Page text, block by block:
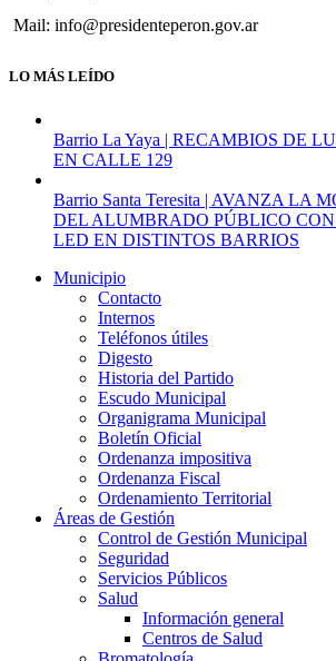
Mail: info@presidenteperon.gov.ar
LO MÁS LEÍDO
Barrio La Yaya | RECAMBIOS DE
EN CALLE 129
Barrio Santa Teresita | AVANZA LA
DEL ALUMBRADO PÚBLICO
LED EN DISTINTOS BARRIOS
Municipio
Contacto
Internos
Teléfonos útiles
Digesto
Historia del Partido
Escudo Municipal
Organigrama Municipal
Boletín Oficial
Ordenanza impositiva
Ordenanza Fiscal
Ordenamiento Territorial
Áreas de Gestión
Control de Gestión Municipal
Seguridad
Servicios Públicos
Salud
Información general
Centros de Salud